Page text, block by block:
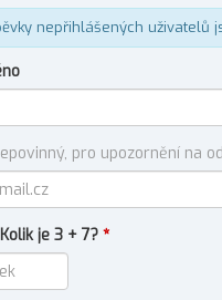
nepřihlášených uživatelů
pro upozornění na
je 3 + 7? *